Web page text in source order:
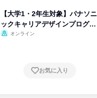
【大学1・2年生対象】パナソニ
ックキャリアデザインプログラ
ム
オンライン
お気に入り